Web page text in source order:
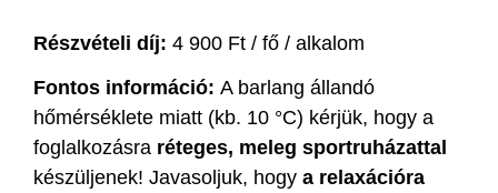
Részvételi díj: 4 900 Ft / fő / alkalom
Fontos információ: A barlang állandó
hőmérséklete miatt (kb. 10 °C) kérjük, hogy a
foglalkozásra réteges, meleg sportruházattal
készüljenek! Javasoljuk, hogy a relaxációra